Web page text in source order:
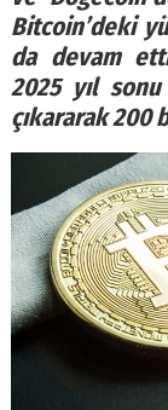
Bitcoin’deki
da devam
2025 yıl
çıkararak 200